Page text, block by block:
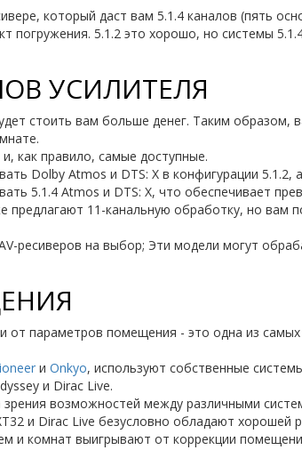
который даст вам 5.1.4 каналов (пять
погружения. 5.1.2 это хорошо, но системы
УСИЛИТЕЛЯ
стоить вам больше денег. Таким
как правило, самые доступные.
Dolby Atmos и DTS: X в конфигурации 5.1.2,
5.1.4 Atmos и DTS: X, что обеспечивает
предлагают 11-канальную обработку, но вам
ресиверов на выбор; Эти модели могут
от параметров помещения - это одна из
и Onkyo, используют собственные
и Dirac Live.
возможностей между различными
и Dirac Live безусловно обладают хорошей
и комнат выигрывают от коррекции